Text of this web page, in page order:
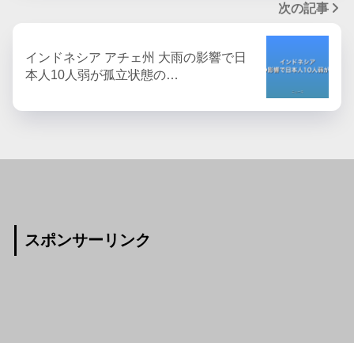
次の記事
インドネシア アチェ州 大雨の影響で日
本人10人弱が孤立状態の…
スポンサーリンク